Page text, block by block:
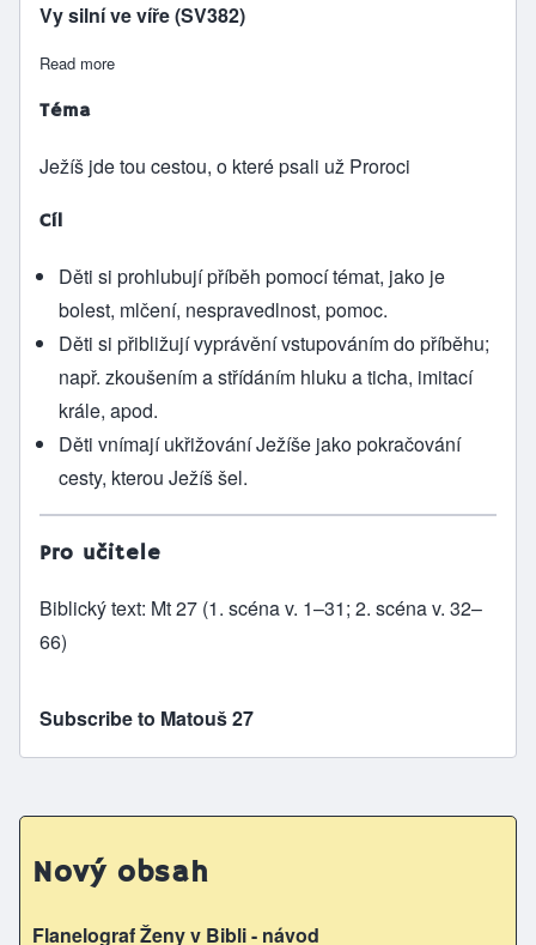
Vy silní ve víře (SV382)
Read more
Téma
Ježíš jde tou cestou, o které psali už Proroci
Cíl
Děti si prohlubují příběh pomocí témat, jako je
bolest, mlčení, nespravedlnost, pomoc.
Děti si přibližují vyprávění vstupováním do příběhu;
např. zkoušením a střídáním hluku a ticha, imitací
krále, apod.
Děti vnímají ukřižování Ježíše jako pokračování
cesty, kterou Ježíš šel.
Pro učitele
Biblický text: Mt 27 (1. scéna v. 1–31; 2. scéna v. 32–
66)
Subscribe to Matouš 27
Nový obsah
Flanelograf Ženy v Bibli - návod